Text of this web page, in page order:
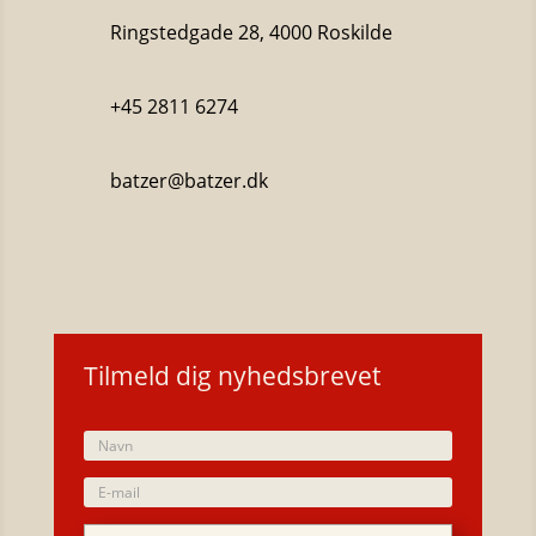
Ringstedgade 28, 4000 Roskilde
+45 2811 6274
batzer@batzer.dk
Tilmeld dig nyhedsbrevet